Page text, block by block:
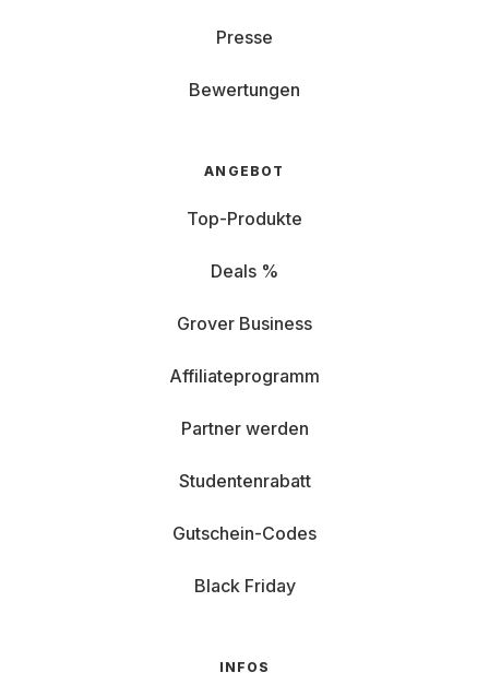
Presse
Bewertungen
ANGEBOT
Top-Produkte
Deals %
Grover Business
Affiliateprogramm
Partner werden
Studentenrabatt
Gutschein-Codes
Black Friday
INFOS